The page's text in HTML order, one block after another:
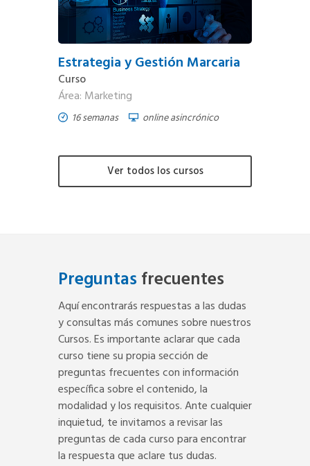
Estrategia y Gestión Marcaria
Curso
Área: Marketing
16 semanas online asincrónico
Ver todos los cursos
Preguntas frecuentes
Aquí encontrarás respuestas a las dudas
y consultas más comunes sobre nuestros
Cursos. Es importante aclarar que cada
curso tiene su propia sección de
preguntas frecuentes con información
específica sobre el contenido, la
modalidad y los requisitos. Ante cualquier
inquietud, te invitamos a revisar las
preguntas de cada curso para encontrar
la respuesta que aclare tus dudas.